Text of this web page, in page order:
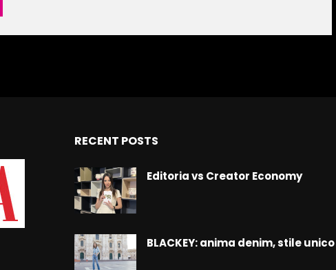
RECENT POSTS
Editoria vs Creator Economy
BLACKEY: anima denim, stile unico